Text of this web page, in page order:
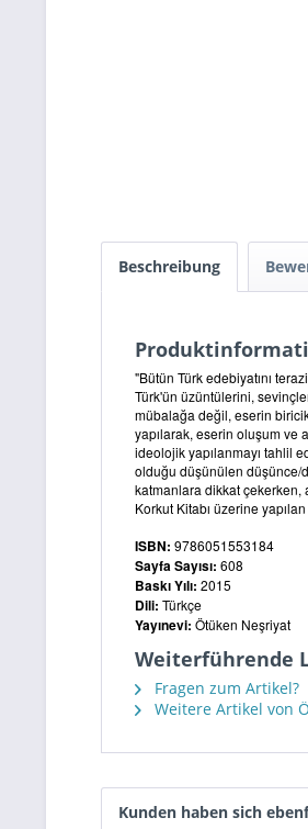
Beschreibung
"Bütün Türk edebiyatını
Türk'ün üzüntülerini,
mübalağa değil, eserin
yapılarak, eserin oluşum ve
ideolojik yapılanmayı tahlil
olduğu düşünülen düşünce/
katmanlara dikkat çekerken,
Korkut Kitabı üzerine
ISBN: 9786051553184
Sayfa Sayısı: 608
Baskı Yılı: 2015
Dili: Türkçe
Yayınevi: Ötüken Neşriyat
Weiterführende
Fragen zum Artikel?
Weitere Artikel von
Kunden haben sich